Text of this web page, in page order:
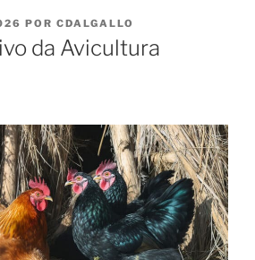
POR CDALGALLO
da Avicultura